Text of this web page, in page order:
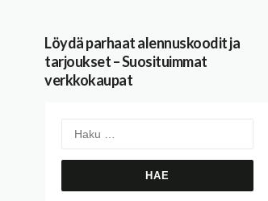
Löydä parhaat alennuskoodit ja
tarjoukset – Suosituimmat
verkkokaupat